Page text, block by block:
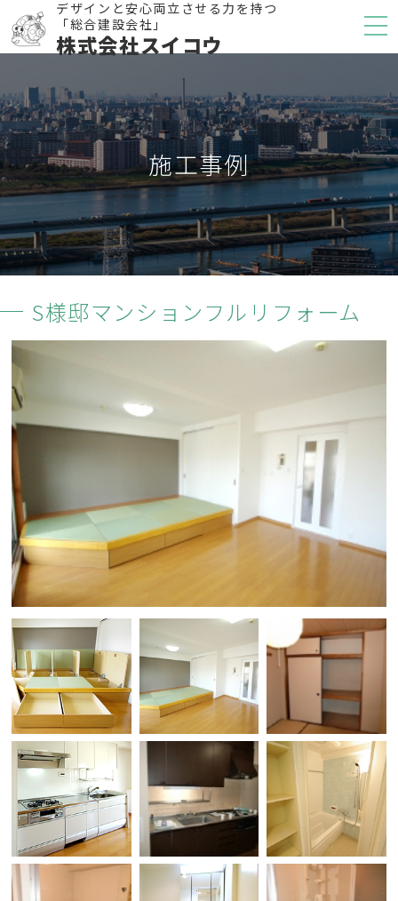
デザインと安心両立させる力を持つ
「総合建設会社」
株式会社スイコウ
施工事例
S様邸マンションフルリフォーム